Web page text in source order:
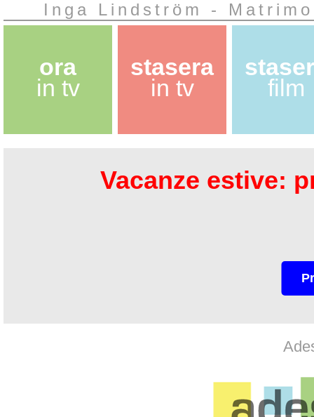
Inga Lindström -
ora
in tv
stasera
in tv
film
Vacanze estive: